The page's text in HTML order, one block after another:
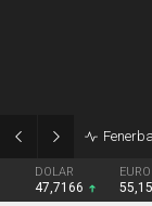
DOLAR
47,7166
EURO